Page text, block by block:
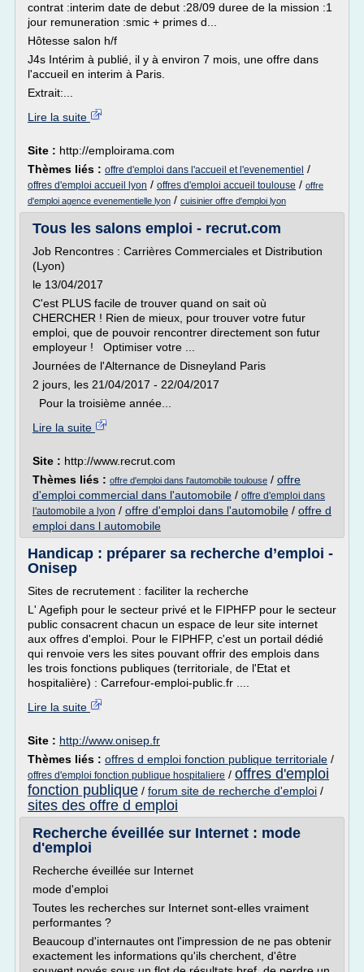
contrat :interim date de debut :28/09 duree de la mission :1
jour remuneration :smic + primes d...
Hôtesse salon h/f
J4s Intérim à publié, il y à environ 7 mois, une offre dans
l'accueil en interim à Paris.
Extrait:...
Lire la suite
Site : http://emploirama.com
Thèmes liés : offre d'emploi dans l'accueil et l'evenementiel /
offres d'emploi accueil lyon / offres d'emploi accueil toulouse / offre
d'emploi agence evenementielle lyon / cuisinier offre d'emploi lyon
Tous les salons emploi - recrut.com
Job Rencontres : Carrières Commerciales et Distribution
(Lyon)
le 13/04/2017
C'est PLUS facile de trouver quand on sait où
CHERCHER ! Rien de mieux, pour trouver votre futur
emploi, que de pouvoir rencontrer directement son futur
employeur ! Optimiser votre ...
Journées de l'Alternance de Disneyland Paris
2 jours, les 21/04/2017 - 22/04/2017
Pour la troisième année...
Lire la suite
Site : http://www.recrut.com
Thèmes liés : offre d'emploi dans l'automobile toulouse / offre
d'emploi commercial dans l'automobile / offre d'emploi dans
l'automobile a lyon / offre d'emploi dans l'automobile / offre d
emploi dans l automobile
Handicap : préparer sa recherche d’emploi -
Onisep
Sites de recrutement : faciliter la recherche
L' Agefiph pour le secteur privé et le FIPHFP pour le secteur
public consacrent chacun un espace de leur site internet
aux offres d'emploi. Pour le FIPHFP, c'est un portail dédié
qui renvoie vers les sites pouvant offrir des emplois dans
les trois fonctions publiques (territoriale, de l'Etat et
hospitalière) : Carrefour-emploi-public.fr ....
Lire la suite
Site : http://www.onisep.fr
Thèmes liés : offres d emploi fonction publique territoriale /
offres d'emploi fonction publique hospitaliere / offres d'emploi
fonction publique / forum site de recherche d'emploi /
sites des offre d emploi
Recherche éveillée sur Internet : mode
d'emploi
Recherche éveillée sur Internet
mode d'emploi
Toutes les recherches sur Internet sont-elles vraiment
performantes ?
Beaucoup d'internautes ont l'impression de ne pas obtenir
exactement les informations qu'ils cherchent, d'être